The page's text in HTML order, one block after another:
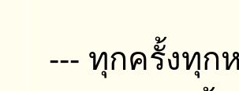
--- ทุกครั้งทุก